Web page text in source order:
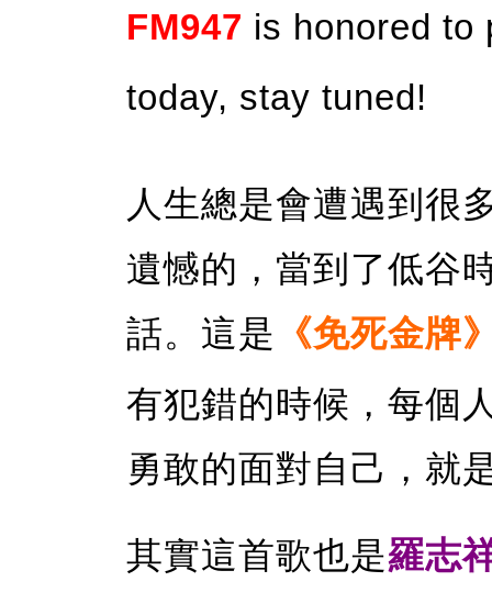
FM947 is honored to
today, stay tuned!
人生總是會遭遇到很
遺憾的，當到了低谷
話。這是 《免死金牌
有犯錯的時候，每個
勇敢的面對自己，就
其實這首歌也是羅志